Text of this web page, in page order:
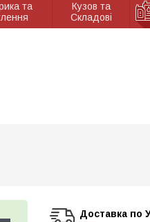
та
Кузов та
Складові
Доставка по